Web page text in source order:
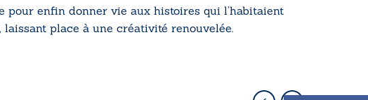
pour enfin donner vie aux histoires qui l’habitaient
place à une créativité renouvelée.